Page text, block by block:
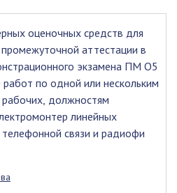
оценочных средств для
аттестации в
экзамена ПМ О5
по одной или нескольким
должностям
линейных
связи и радиофи